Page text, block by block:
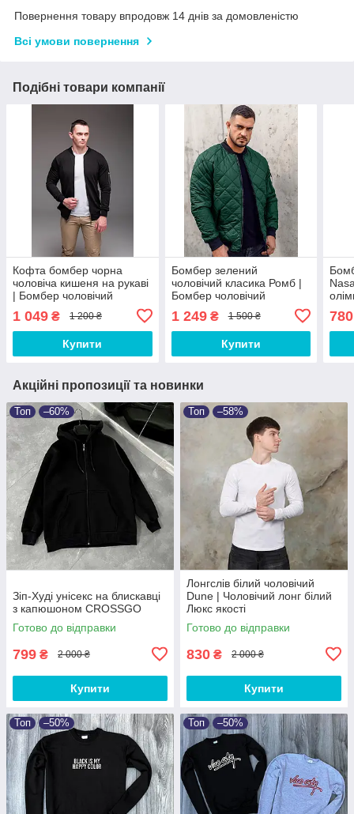
Повернення товару впродовж 14 днів за домовленістю
Всі умови повернення
Подібні товари компанії
Кофта бомбер чорна
чоловіча кишеня на рукаві
| Бомбер чоловічий
якості
1 049 ₴ 1 200 ₴
Купити
Бомбер зелений
чоловічий класика Ромб |
Бомбер чоловічий
якості
1 249₴ 1 500 ₴
Купити
780
Акційні пропозиції та новинки
Топ –60%
Зіп-Худі унісекс на блискавці
з капюшоном CROSSGO
Готово до відправки
799 ₴ 2 000 ₴
Купити
Топ –58%
Лонгслів білий чоловічий
Dune | Чоловічий лонг білий
Люкс якості
Готово до відправки
830 ₴ 2 000 ₴
Купити
Топ –50% Топ –50%